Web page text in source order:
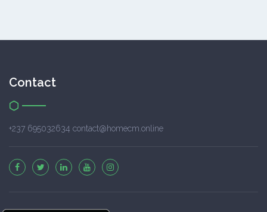
Contact
+237 695032634 contact@homecm.online